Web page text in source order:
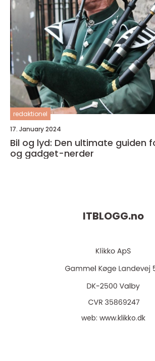
redaktionel
17. January 2024
Bil og lyd: Den ultimate guiden
og gadget-nerder
ITBLOGG.no
web: www.klikko.dk